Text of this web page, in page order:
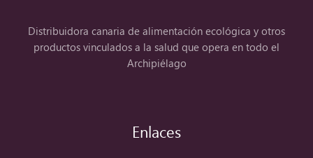
Distribuidora canaria de alimentación ecológica y otros
productos vinculados a la salud que opera en todo el
Archipiélago
Enlaces